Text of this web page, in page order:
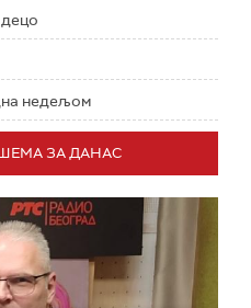
недељом
ЗА ДАНАС